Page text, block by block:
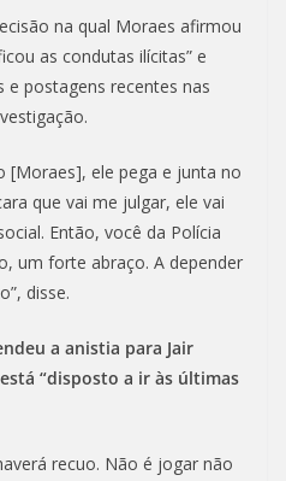
na qual Moraes afirmou
as condutas ilícitas” e
e postagens recentes nas
[Moraes], ele pega e junta no
que vai me julgar, ele vai
Então, você da Polícia
um forte abraço. A depender
disse.
a anistia para Jair
“disposto a ir às últimas
recuo. Não é jogar não